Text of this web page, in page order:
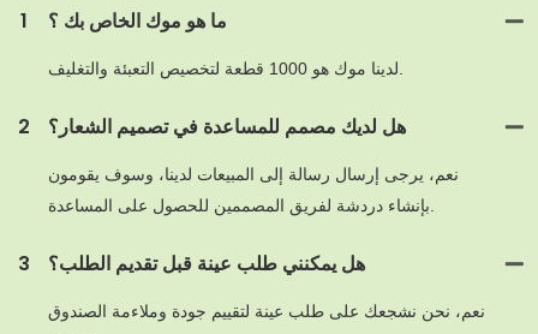
1 ما هو موك الخاص بك ؟
2 هل لديك مصمم للمساعدة في تصميم الشعار؟
نعم، يرجى إرسال رسالة إلى المبيعات لدينا، وسوف يقومون
3 هل يمكنني طلب عينة قبل تقديم الطلب؟
نعم، نحن نشجعك على طلب عينة لتقييم جودة وملاءمة الصندوق